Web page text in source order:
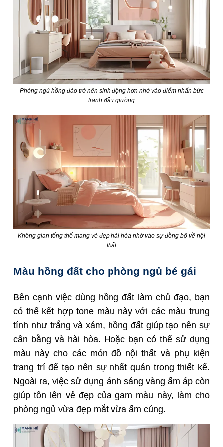
Phòng ngủ hồng đào trở nên sinh động hơn nhờ vào điểm nhấn bức
tranh đầu giường
Không gian tổng thể mang vẻ đẹp hài hòa nhờ vào sự đồng bộ về nội
thất
Màu hồng đất cho phòng ngủ bé gái
Bên cạnh việc dùng hồng đất làm chủ đạo, bạn
có thể kết hợp tone màu này với các màu trung
tính như trắng và xám, hồng đất giúp tạo nên sự
cân bằng và hài hòa. Hoặc bạn có thể sử dụng
màu này cho các món đồ nội thất và phụ kiện
trang trí để tạo nên sự nhất quán trong thiết kế.
Ngoài ra, việc sử dụng ánh sáng vàng ấm áp còn
giúp tôn lên vẻ đẹp của gam màu này, làm cho
phòng ngủ vừa đẹp mắt vừa ấm cúng.